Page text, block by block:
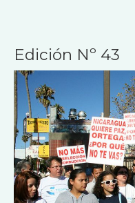
Edición Nº 43